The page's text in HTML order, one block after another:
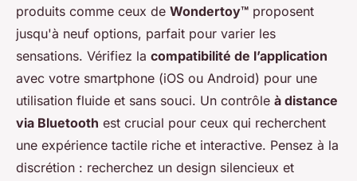
produits comme ceux de Wondertoy™ proposent
jusqu'à neuf options, parfait pour varier les
sensations. Vérifiez la compatibilité de l’application
avec votre smartphone (iOS ou Android) pour une
utilisation fluide et sans souci. Un contrôle à distance
via Bluetooth est crucial pour ceux qui recherchent
une expérience tactile riche et interactive. Pensez à la
discrétion : recherchez un design silencieux et